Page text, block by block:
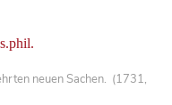
neuen Sachen. (1731,